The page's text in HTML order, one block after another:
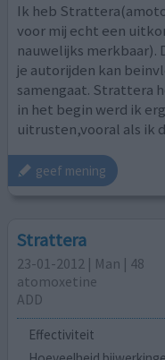
Ik heb
voor mij echt een
nauwelijks merkbaar).
je autorijden kan
samengaat. Strattera
in het begin werd ik
uitrusten,vooral als ik
geef mening
Strattera
23-01-2012 | Man | 48
atomoxetine
ADD
Effectiviteit